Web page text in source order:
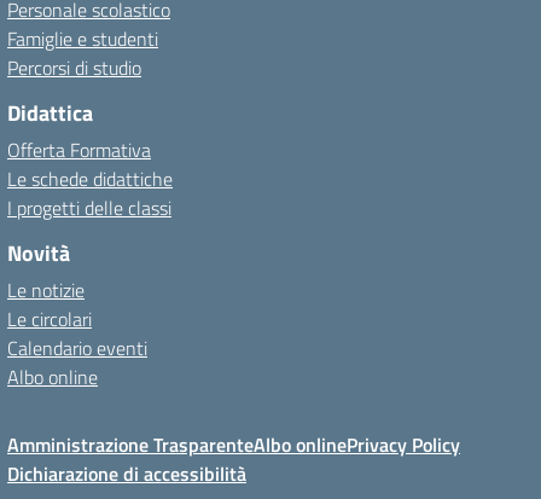
Personale scolastico
Famiglie e studenti
Percorsi di studio
Didattica
Offerta Formativa
Le schede didattiche
I progetti delle classi
Novità
Le notizie
Le circolari
Calendario eventi
Albo online
Amministrazione TrasparenteAlbo onlinePrivacy Policy
Dichiarazione di accessibilità